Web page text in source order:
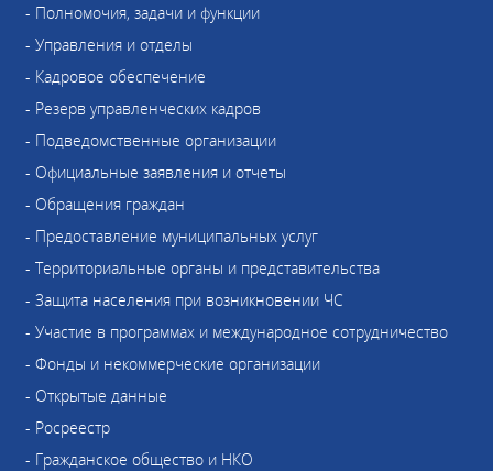
- Полномочия, задачи и функции
- Управления и отделы
- Кадровое обеспечение
- Резерв управленческих кадров
- Подведомственные организации
- Официальные заявления и отчеты
- Обращения граждан
- Предоставление муниципальных услуг
- Территориальные органы и представительства
- Защита населения при возникновении ЧС
- Участие в программах и международное сотрудничество
- Фонды и некоммерческие организации
- Открытые данные
- Росреестр
- Гражданское общество и НКО